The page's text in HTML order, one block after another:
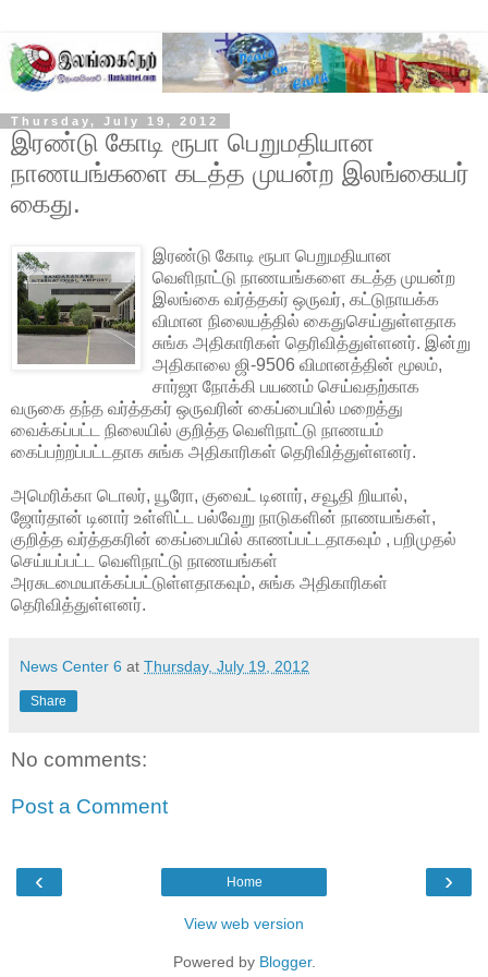
Thursday, July 19, 2012
இரண்டு கோடி ரூபா பெறுமதியான
நாணயங்களை கடத்த முயன்ற இலங்கையர்
கைது.
இரண்டு கோடி ரூபா பெறுமதியான
வெளிநாட்டு நாணயங்களை கடத்த முயன்ற
இலங்கை வர்த்தகர் ஒருவர், கட்டுநாயக்க
விமான நிலையத்தில் கைதுசெய்துள்ளதாக
சுங்க அதிகாரிகள் தெரிவித்துள்ளனர். இன்று
அதிகாலை ஜி-9506 விமானத்தின் மூலம்,
சார்ஜா நோக்கி பயணம் செய்வதற்காக
வருகை தந்த வர்த்தகர் ஒருவரின் கைப்பையில் மறைத்து
வைக்கப்பட்ட நிலையில் குறித்த வெளிநாட்டு நாணயம்
கைப்பற்றப்பட்டதாக சுங்க அதிகாரிகள் தெரிவித்துள்ளனர்.
அமெரிக்கா டொலர், யூரோ, குவைட் டினார், சவூதி றியால்,
ஜோர்தான் டினார் உள்ளிட்ட பல்வேறு நாடுகளின் நாணயங்கள்,
குறித்த வர்த்தகரின் கைப்பையில் காணப்பட்டதாகவும் , பறிமுதல்
செய்யப்பட்ட வெளிநாட்டு நாணயங்கள்
அரசுடமையாக்கப்பட்டுள்ளதாகவும், சுங்க அதிகாரிகள்
தெரிவித்துள்ளனர்.
News Center 6 at Thursday, July 19, 2012
Share
No comments:
Post a Comment
‹ ›
Home
View web version
Powered by Blogger.